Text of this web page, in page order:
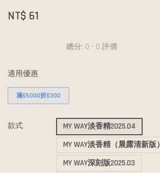
NT$ 61
總分: 0 - 0 評價
適用優惠
滿$5000折$300
款式
MY WAY淡香精2025.04
MY WAY淡香精（晨露清新版）
MY WAY深刻版2025.03